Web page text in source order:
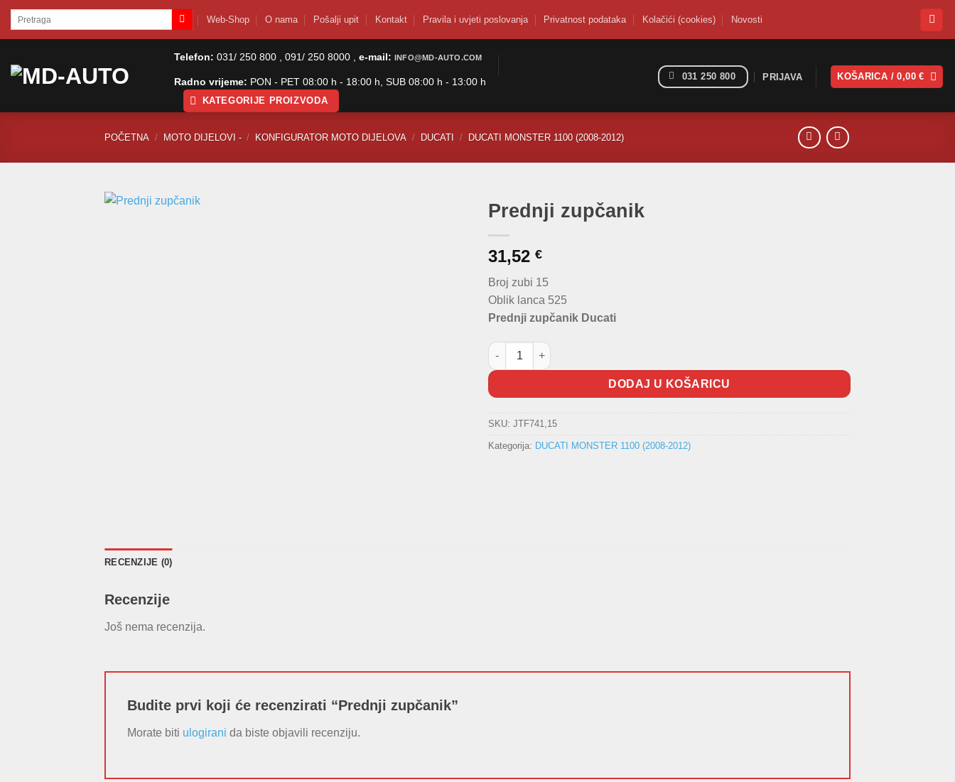
SkipPretraži: Web-Shop O nama Pošalji upit Kontakt Pravila i uvjeti poslovanja Privatnost podataka Kolačići (cookies) Novosti
Telefon: 031/ 250 800 , 091/ 250 8000 , e-mail: INFO@MD-AUTO.COM
Radno vrijeme: PON - PET 08:00 h - 18:00 h, SUB 08:00 h - 13:00 h
KATEGORIJE PROIZVODA
031 250 800 PRIJAVA KOŠARICA /0,00€
POČETNA / MOTO DIJELOVI - / KONFIGURATOR MOTO DIJELOVA / DUCATI / DUCATI MONSTER 1100 (2008-2012)
Prednji zupčanik
31,52 €
Broj zubi 15
Oblik lanca 525
Prednji zupčanik Ducati
Prednji zupčanik količina
DODAJ U KOŠARICU
SKU: JTF741,15
Kategorija: DUCATI MONSTER 1100 (2008-2012)
RECENZIJE (0)
Recenzije
Još nema recenzija.
Budite prvi koji će recenzirati “Prednji zupčanik”
Morate biti ulogirani da biste objavili recenziju.